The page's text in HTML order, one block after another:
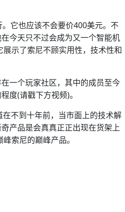
它也应该不会要价400美元。不
今天只不过会成为又一个智能机
示了索尼不顾实用性，技术性和
一个玩家社区，其中的成员至今
度(请戳下方视频)。
不到十年前，当市面上的技术解
产品是会真真正正出现在货架上
索尼的巅峰产品。